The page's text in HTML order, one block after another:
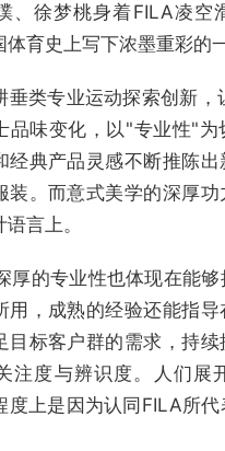
、徐梦桃身着FILA凌空
体育史上写下浓墨重彩的
垂类专业运动探索创新，
品味变化，以"专业性"为
经典产品灵感不断推陈
装。而意式美学的深厚
言上。
厚的专业性也体现在能
用，成熟的经验还能指
目标客户群的需求，持
注度与辨识度。人们展
度上是因为认同FILA所